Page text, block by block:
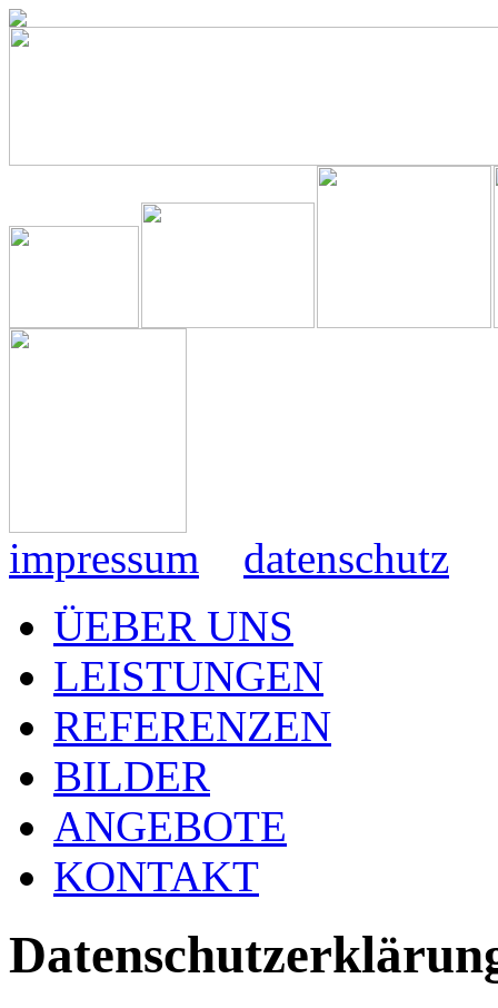
impressum
datenschutz
ÜEBER UNS
LEISTUNGEN
REFERENZEN
BILDER
ANGEBOTE
KONTAKT